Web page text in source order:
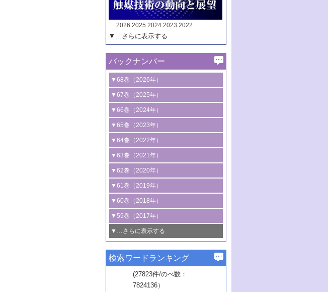
2026 2025 2024 2023 2022
▼…さらに表示する
バックナンバー
▼68巻（2026年）
1号 過酸化水素合成に関する研究動向
2号 コンピューター技術により加速する
触媒開発
3号 有機分子変換やCO 資源化のための
光触媒に関する最近の研究
B号 第137回触媒討論会（2026年）
▼67巻（2025年）
1号 CO
水素化によるグリーン燃料/グリ
ーンケミカル製造
2号 水素製造のための水分解技術に関す
る最近の研究
3号 オレフィン系樹脂の精密合成に関す
る最新技術
4号 アルコール類の効率的変換を実現す
る非貴金属触媒の研究動向
5号 ゼオライトの合成と応用における研
究動向
6号 ヘテロ接合界面
B号 第135回触媒討論会（2025年）
▼66巻（2024年）
1号 低次元ナノ構造を有する触媒材料
2号 規制反応場を活用した固体触媒研究
の新展開
3号 未踏分子変換を目指した酸化触媒プ
ロセスの最前線
4号 シンクロトロン放射光および中性子
線を利用した触媒解析技術の最先端
5号 単原子触媒
6号 参照触媒委員会からのお知らせ
B号 第133回触媒討論会（2023年）
▼65巻（2023年）
1号 炭素が関わる触媒機能
2号 プラスチックケミカルリサイクルの
ための触媒技術
3号 非酸化物系金属化合物を基盤とした
触媒材料の開発
4号 格子酸素・格子酸素欠陥を利用した
触媒反応
5号 生体触媒によるエネルギー変換反応
6号 窒素とリンの循環のための触媒・機
能性材料
▼64巻（2022年）
1号 合成ガス製造とCOを用いるケミカル
ズ合成の最新動向
2号 化学品合成のための合金触媒開発
3号 CO の排出削減および有効活用のた
めの触媒技術
4号 若手による情報発信企画～とびたて
若き触媒の研究者たち～（1）
若き触媒の研究者たち～（2）
6号 石油のノーブル・ユースを志向した
触媒技術
▼63巻（2021年）
1号 金触媒の新展開
2号 ペロブスカイト
3号 特殊反応場を利用した触媒的分子変
換反応
4号 多孔質材料を用いた触媒の新展開
5号 情報学的手法を用いた触媒開発
6号 カーボンニュートラルに向けた電解
技術
B号 第127回触媒討論会（2021年・オン
ライン開催(Zoom)のみ）
▼62巻（2020年）
1号 触媒設計を拓く欠陥構造のキャラク
タリゼーション
2号 機能化学品製造に資するクリーンな
触媒的酸化反応
3号 水処理のための触媒化学
4号 光触媒を用いた水分解の最新の研究
動向
5号 次世代の触媒プロセスを支えるマイ
▼61巻（2019年）
1号 物質移動制御に着目した触媒プロセ
ス開発
2号 CO2 フリー水素サプライチェーンに
関わる触媒開発動向
3号 精密高分子合成に関する最近の研究
動向
4号 バイオマス化成品製造のための触媒
▼60巻（2018年）
1号 固体酸触媒の最新の研究動向
2号 二酸化炭素からの有用化学品合成
3号 ナノ粒子・クラスター触媒の最前線
4号 60周年記念企画
5号 進化するゼオライト合成技術
6号 非貴金属系触媒における電気化学的
▼59巻（2017年）
1号 いたるところに，触媒
最先端技術
3号 無機分離膜材料の開発と触媒反応プ
ロセスへの適用
▼…さらに表示する
1号 ユニークな構造の高分子を生み出す触
2号 リグニンからの化成品製造に向けた触
▼57巻（2015年）
1号 水素キャリアにかかわる触媒技術の新
▼56巻（2014年）
検索ワードランキング
(27823件/のべ数：
7824136）